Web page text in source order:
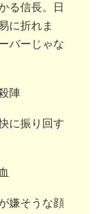
る信長。日
に折れま
バーじゃな
陣
に振り回す
嫌そうな顔